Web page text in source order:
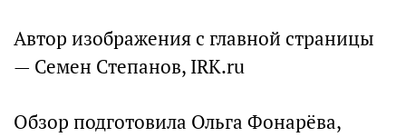
Автор изображения с главной страницы
— Семен Степанов, IRK.ru
Обзор подготовила Ольга Фонарёва,